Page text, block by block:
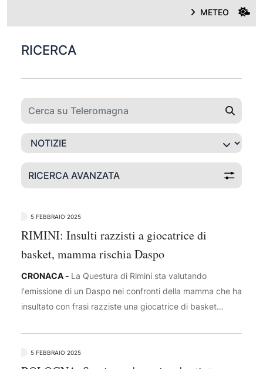
METEO
RICERCA
RICERCA AVANZATA
5 FEBBRAIO 2025
RIMINI: Insulti razzisti a giocatrice di
basket, mamma rischia Daspo
CRONACA - La Questura di Rimini sta valutando
l'emissione di un Daspo nei confronti della mamma che ha
insultato con frasi razziste una giocatrice di basket
Happy Basket Rimini e Nuova Virtus Cesena, andato in
scena lunedì sera. In queste ore sono in corso
5 FEBBRAIO 2025